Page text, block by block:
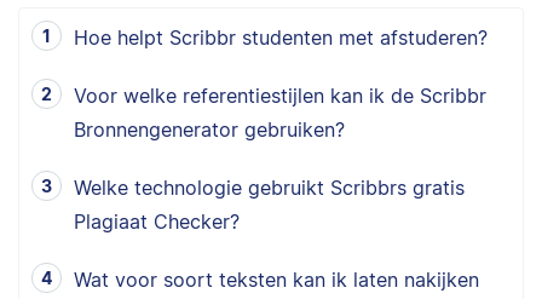
Hoe helpt Scribbr studenten met afstuderen?
Voor welke referentiestijlen kan ik de Scribbr
Bronnengenerator gebruiken?
Welke technologie gebruikt Scribbrs gratis
Plagiaat Checker?
Wat voor soort teksten kan ik laten nakijken